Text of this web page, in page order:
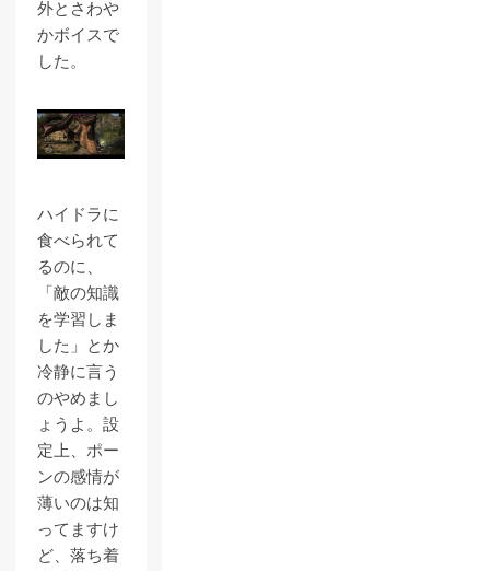
外とさわや
かボイスで
した。
ハイドラに
食べられて
るのに、
「敵の知識
を学習しま
した」とか
冷静に言う
のやめまし
ょうよ。設
定上、ポー
ンの感情が
薄いのは知
ってますけ
ど、落ち着